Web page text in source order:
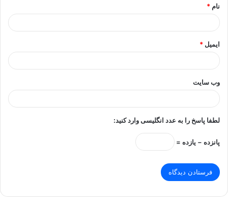
نام *
ایمیل *
وب‌ سایت
لطفا پاسخ را به عدد انگلیسی وارد کنید:
پانزده − یازده =